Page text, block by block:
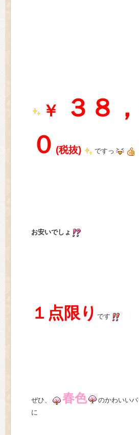
￥
３８
０ (税抜) ですっ
お安いでしょ
１点限り です
ぜひ、 春色 のかわいい
に